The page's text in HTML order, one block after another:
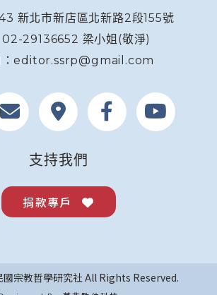
新北市新店區北新路2段155號
02-29136652 梁小姐(敬淨)
editor.ssrp@gmail.com
支持我們
捐款專戶
宗教哲學研究社 All Rights Reserved.